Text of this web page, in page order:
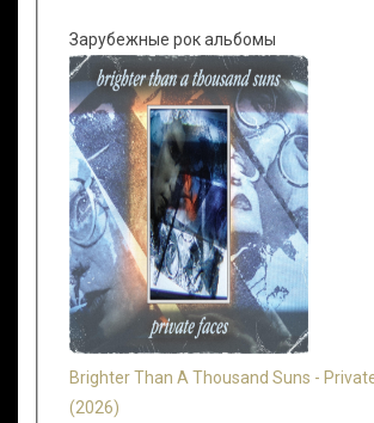
Зарубежные рок альбомы
Brighter Than A Thousand Suns -
(2026)